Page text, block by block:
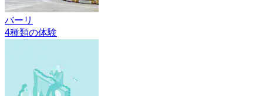
バーリ
4種類の体験